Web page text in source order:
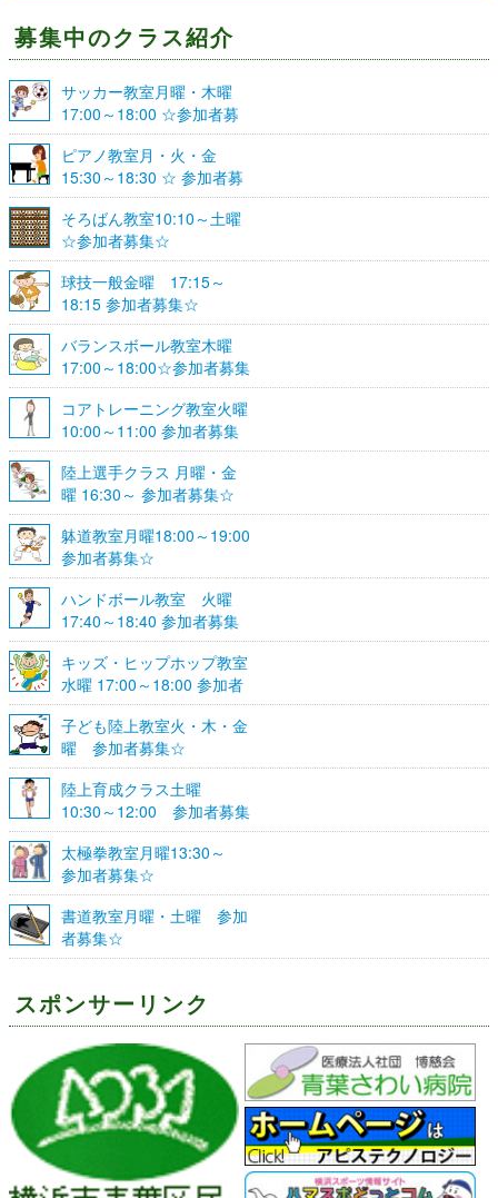
募集中のクラス紹介
サッカー教室月曜・木曜
17:00～18:00 ☆参加者募
集☆
ピアノ教室月・火・金
15:30～18:30 ☆ 参加者募
集☆
そろばん教室10:10～土曜
☆参加者募集☆
球技一般金曜 17:15～
18:15 参加者募集☆
バランスボール教室木曜
17:00～18:00☆参加者募集
☆
コアトレーニング教室火曜
10:00～11:00 参加者募集
陸上選手クラス 月曜・金
曜 16:30～ 参加者募集☆
躰道教室月曜18:00～19:00
参加者募集☆
ハンドボール教室 火曜
17:40～18:40 参加者募集
☆
キッズ・ヒップホップ教室
水曜 17:00～18:00 参加者
募集☆
子ども陸上教室火・木・金
曜 参加者募集☆
陸上育成クラス土曜
10:30～12:00 参加者募集
☆
太極拳教室月曜13:30～
参加者募集☆
書道教室月曜・土曜 参加
者募集☆
スポンサーリンク